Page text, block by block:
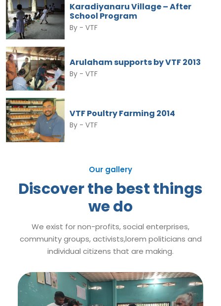
Karadiyanaru Village – After
School Program
By - VTF
Arulaham supports by VTF 2013
By - VTF
VTF Poultry Farming 2014
By - VTF
Our gallery
Discover the best things
we do
We exist for non-profits, social enterprises,
community groups, activists,lorem politicians and
individual citizens that are making.